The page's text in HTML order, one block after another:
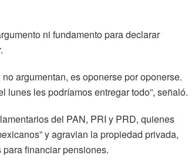
ni fundamento para declarar
argumentan, es oponerse por oponerse.
lunes les podríamos entregar todo”, señaló.
del PAN, PRI y PRD, quienes
y agravian la propiedad privada,
financiar pensiones.